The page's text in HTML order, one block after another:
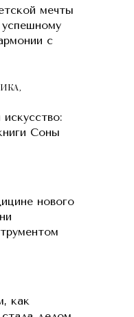
мечты
с
,
Соны
нового
как